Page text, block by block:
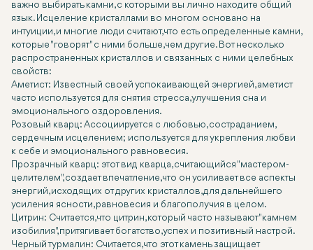
важно выбирать камни, с которыми вы лично находите общий
язык. Исцеление кристаллами во многом основано на
интуиции, и многие люди считают, что есть определенные камни,
которые "говорят" с ними больше, чем другие. Вот несколько
распространенных кристаллов и связанных с ними целебных
свойств:
Аметист: Известный своей успокаивающей энергией, аметист
часто используется для снятия стресса, улучшения сна и
эмоционального оздоровления.
Розовый кварц: Ассоциируется с любовью, состраданием,
сердечным исцелением; используется для укрепления любви
к себе и эмоционального равновесия.
Прозрачный кварц: этот вид кварца, считающийся "мастером-
целителем", создает впечатление, что он усиливает все аспекты
энергий, исходящих от других кристаллов, для дальнейшего
усиления ясности, равновесия и благополучия в целом.
Цитрин: Считается, что цитрин, который часто называют "камнем
изобилия", притягивает богатство, успех и позитивный настрой.
Черный турмалин: Считается, что этот камень защищает